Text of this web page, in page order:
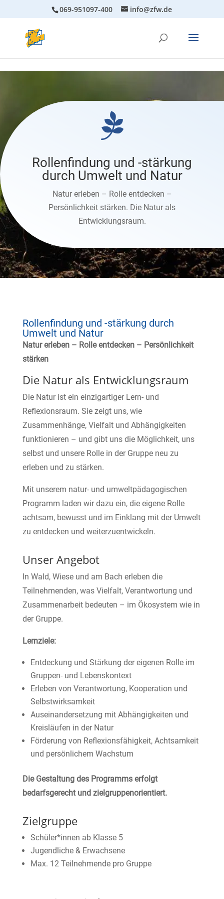
069-951097-400 info@zfw.de

Rollenfindung und -stärkung
durch Umwelt und Natur
Natur erleben – Rolle entdecken –
Persönlichkeit stärken. Die Natur als
Entwicklungsraum.
Rollenfindung und -stärkung durch
Umwelt und Natur
Natur erleben – Rolle entdecken – Persönlichkeit
stärken
Die Natur als Entwicklungsraum
Die Natur ist ein einzigartiger Lern- und
Reflexionsraum. Sie zeigt uns, wie
Zusammenhänge, Vielfalt und Abhängigkeiten
funktionieren – und gibt uns die Möglichkeit, uns
selbst und unsere Rolle in der Gruppe neu zu
erleben und zu stärken.
Mit unserem natur- und umweltpädagogischen
Programm laden wir dazu ein, die eigene Rolle
achtsam, bewusst und im Einklang mit der Umwelt
zu entdecken und weiterzuentwickeln.
Unser Angebot
In Wald, Wiese und am Bach erleben die
Teilnehmenden, was Vielfalt, Verantwortung und
Zusammenarbeit bedeuten – im Ökosystem wie in
der Gruppe.
Lernziele:
Entdeckung und Stärkung der eigenen Rolle im
Gruppen- und Lebenskontext
Erleben von Verantwortung, Kooperation und
Selbstwirksamkeit
Auseinandersetzung mit Abhängigkeiten und
Kreisläufen in der Natur
Förderung von Reflexionsfähigkeit, Achtsamkeit
und persönlichem Wachstum
Die Gestaltung des Programms erfolgt
bedarfsgerecht und zielgruppenorientiert.
Zielgruppe
Schüler*innen ab Klasse 5
Jugendliche & Erwachsene
Max. 12 Teilnehmende pro Gruppe